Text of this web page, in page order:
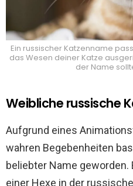
Ein russischer Katzenname
das Wesen deiner Katze
der Name
Weibliche russische
Aufgrund eines
wahren Begebenheiten
beliebter Name geworden.
einer Hexe in der